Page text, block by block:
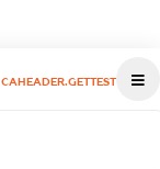
CAHEADER.GETTEST